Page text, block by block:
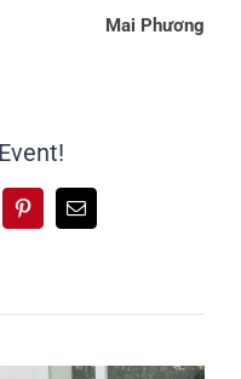
Mai Phương
PinterestEmail